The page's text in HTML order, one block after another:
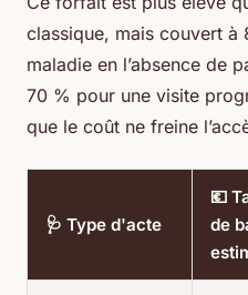
classique, mais couvert à
maladie en l’absence de
70 % pour une visite
que le coût ne freine
🩺 Type d'acte
💶
de